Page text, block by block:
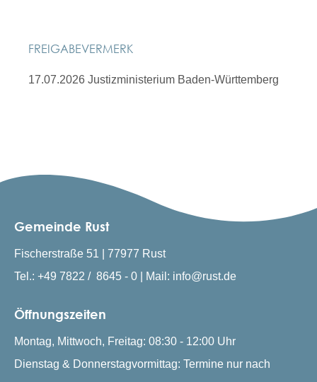
FREIGABEVERMERK
17.07.2026 Justizministerium Baden-Württemberg
Gemeinde Rust
Fischerstraße 51 | 77977 Rust
Tel.: +49 7822 / 8645 - 0 | Mail: info@rust.de
Öffnungszeiten
Montag, Mittwoch, Freitag: 08:30 - 12:00 Uhr
Dienstag & Donnerstagvormittag: Termine nur nach